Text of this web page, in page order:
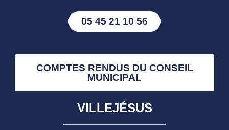
05 45 21 10 56
COMPTES RENDUS DU CONSEIL
MUNICIPAL
VILLEJÉSUS